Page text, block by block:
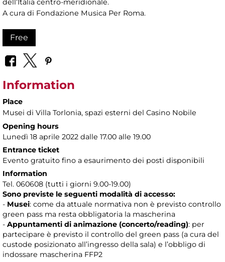
dell’Italia centro-meridionale.
A cura di Fondazione Musica Per Roma.
Free
Information
Place
Musei di Villa Torlonia, spazi esterni del Casino Nobile
Opening hours
Lunedì 18 aprile 2022 dalle 17.00 alle 19.00
Entrance ticket
Evento gratuito fino a esaurimento dei posti disponibili
Information
Tel. 060608 (tutti i giorni 9.00-19.00)
Sono previste le seguenti modalità di accesso:
- Musei: come da attuale normativa non è previsto controllo
green pass ma resta obbligatoria la mascherina
- Appuntamenti di animazione (concerto/reading): per
partecipare è previsto il controllo del green pass (a cura del
custode posizionato all’ingresso della sala) e l’obbligo di
indossare mascherina FFP2